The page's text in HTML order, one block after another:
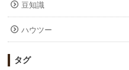
豆知識
ハウツー
タグ